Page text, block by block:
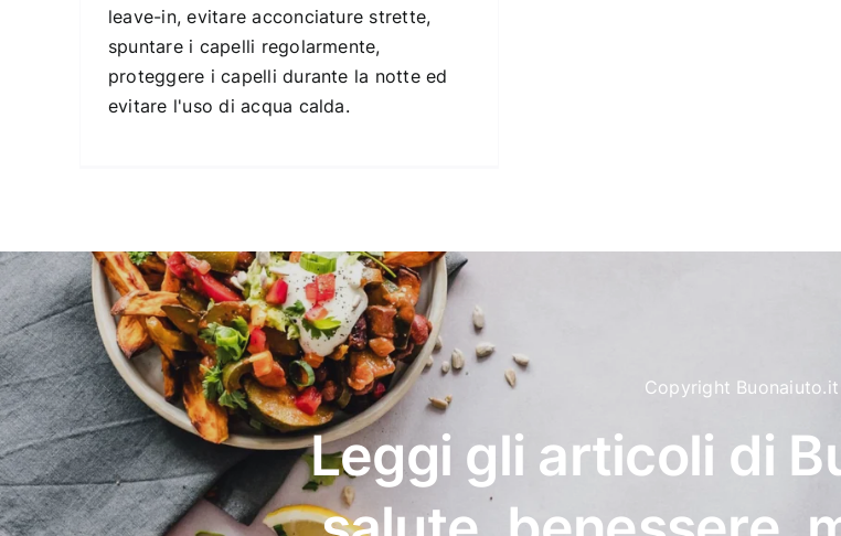
leave-in, evitare acconciature strette,
spuntare i capelli regolarmente,
proteggere i capelli durante la notte ed
evitare l'uso di acqua calda.
Copyright Buonaiuto.it
Leggi gli articoli di